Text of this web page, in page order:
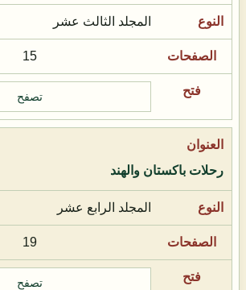
المجلد الثالث عشر
15
تصفح
رحلات باكستان والهند
المجلد الرابع عشر
19
تصفح